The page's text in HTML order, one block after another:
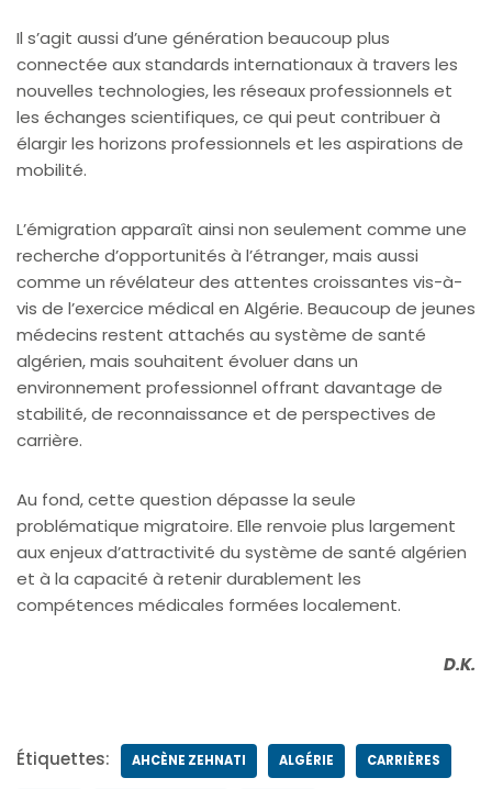
Il s’agit aussi d’une génération beaucoup plus
connectée aux standards internationaux à travers les
nouvelles technologies, les réseaux professionnels et
les échanges scientifiques, ce qui peut contribuer à
élargir les horizons professionnels et les aspirations de
mobilité.
L’émigration apparaît ainsi non seulement comme une
recherche d’opportunités à l’étranger, mais aussi
comme un révélateur des attentes croissantes vis-à-
vis de l’exercice médical en Algérie. Beaucoup de jeunes
médecins restent attachés au système de santé
algérien, mais souhaitent évoluer dans un
environnement professionnel offrant davantage de
stabilité, de reconnaissance et de perspectives de
carrière.
Au fond, cette question dépasse la seule
problématique migratoire. Elle renvoie plus largement
aux enjeux d’attractivité du système de santé algérien
et à la capacité à retenir durablement les
compétences médicales formées localement.
D.K.
Étiquettes: AHCÈNE ZEHNATI ALGÉRIE CARRIÈRES